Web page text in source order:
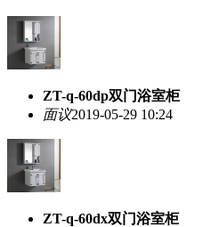
ZT-q-60dp双门浴室柜
面议2019-05-29 10:24
ZT-q-60dx双门浴室柜